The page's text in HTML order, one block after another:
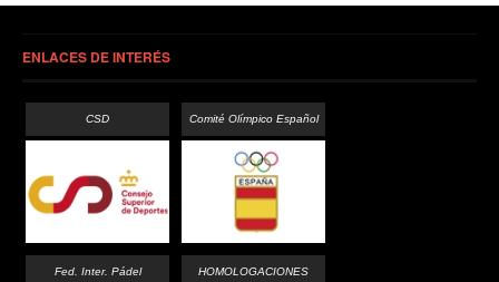
ENLACES DE INTERÉS
CSD Comité Olímpico Español
Fed. Inter. Pádel HOMOLOGACIONES